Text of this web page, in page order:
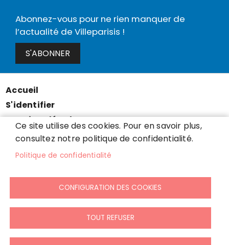
Abonnez-vous pour ne rien manquer de
l’actualité de Villeparisis !
S'ABONNER
Menu
Pied
de
page
Accueil
S'identifier
Mentions légales
Données personnelles
Contact
Plan du site
Ce site utilise des cookies. Pour en savoir plus,
consultez notre politique de confidentialité.
Politique de confidentialité
CONFIGURATION DES COOKIES
TOUT REFUSER